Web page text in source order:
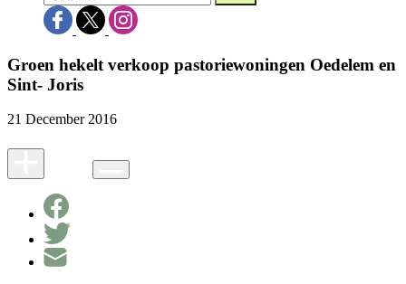
Groen hekelt verkoop pastoriewoningen Oedelem en
Sint- Joris
21 December 2016